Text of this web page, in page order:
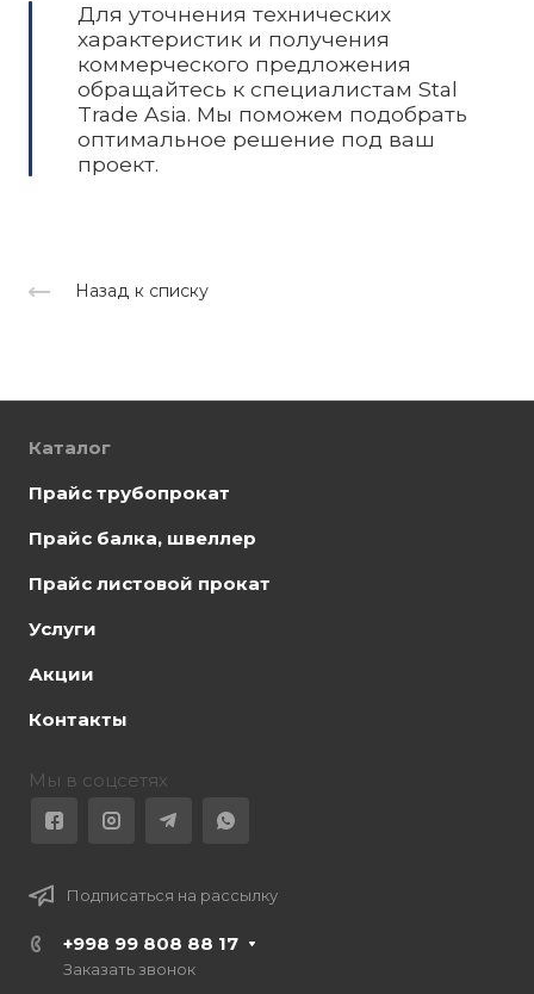
Для уточнения технических
характеристик и получения
коммерческого предложения
обращайтесь к специалистам Stal
Trade Asia. Мы поможем подобрать
оптимальное решение под ваш
проект.
Назад к списку
Каталог
Прайс трубопрокат
Прайс балка, швеллер
Прайс листовой прокат
Услуги
Акции
Контакты
Мы в соцсетях
Подписаться на рассылку
+998 99 808 88 17
Заказать звонок